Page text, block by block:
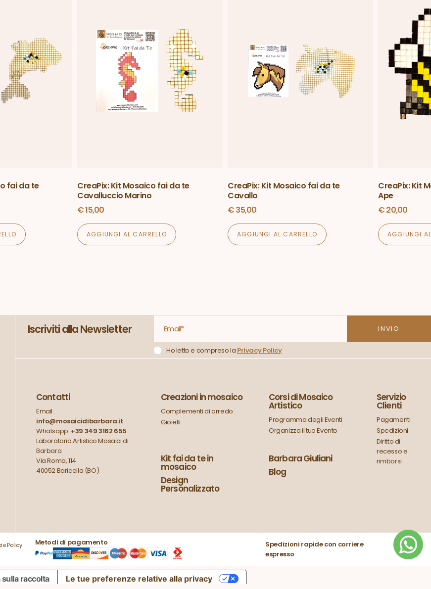
fai da te
CreaPix: Kit Mosaico fai da te
Cavalluccio Marino
€15,00
AGGIUNGI AL CARRELLO
CreaPix: Kit Mosaico fai da te
Cavallo
€35,00
AGGIUNGI AL CARRELLO
CreaPix: Kit
Ape
€20,00
AGGIUNGI
Iscriviti alla Newsletter
Ho letto e compreso la Privacy Policy
Contatti
Email:
info@mosaicidibarbara.it
Whatsapp: +39 349 3162 655
Laboratorio Artistico Mosaici di
Barbara
Via Roma, 114
40052 Baricella (BO)
Creazioni in mosaico
Complementi di arredo
Gioielli
Corsi di Mosaico
Artistico
Programma degli Eventi
Organizza il tuo Evento
Servizio
Clienti
Pagamenti
Spedizioni
Diritto di
recesso e
rimborsi
Kit fai da te in
mosaico
Design
Personalizzato
Barbara Giuliani
Blog
Policy
Metodi di pagamento
Spedizioni rapide con corriere
espresso
raccolta Le tue preferenze relative alla privacy